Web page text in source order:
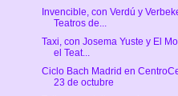
Invencible, con Verdú y
Teatros de...
Taxi, con Josema Yuste y El
el Teat...
Ciclo Bach Madrid en
23 de octubre